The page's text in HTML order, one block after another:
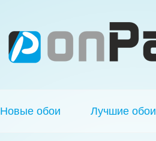
Новые обои Лучшие обои